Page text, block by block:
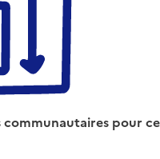
communautaires pour ce